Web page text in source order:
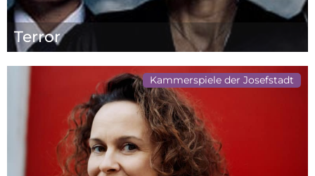
Terror
Kammerspiele der Josefstadt